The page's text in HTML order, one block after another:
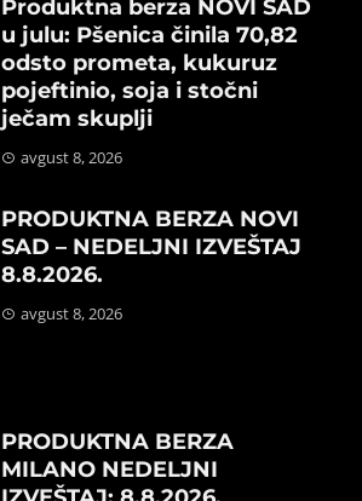
Produktna berza NOVI SAD
u julu: Pšenica činila 70,82
odsto prometa, kukuruz
pojeftinio, soja i stočni
ječam skuplji
avgust 8, 2026
PRODUKTNA BERZA NOVI
SAD – NEDELJNI IZVEŠTAJ
8.8.2026.
avgust 8, 2026
PRODUKTNA BERZA
MILANO NEDELJNI